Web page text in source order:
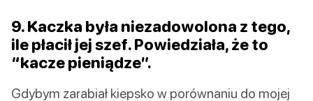
9. Kaczka była niezadowolona z tego,
ile płacił jej szef. Powiedziała, że to
“kacze pieniądze”.
Gdybym zarabiał kiepsko w porównaniu do mojej